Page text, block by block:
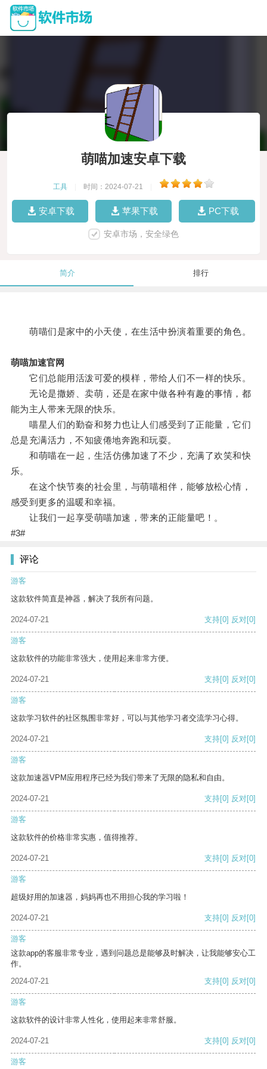
萌喵加速安卓下载
工具 时间：2024-07-21
安卓下载 苹果下载 PC下载
安卓市场，安全绿色
简介 排行
萌喵们是家中的小天使，在生活中扮演着重要的角色。
萌喵加速官网
它们总能用活泼可爱的模样，带给人们不一样的快乐。
无论是撒娇、卖萌，还是在家中做各种有趣的事情，都
能为主人带来无限的快乐。
喵星人们的勤奋和努力也让人们感受到了正能量，它们
总是充满活力，不知疲倦地奔跑和玩耍。
和萌喵在一起，生活仿佛加速了不少，充满了欢笑和快
乐。
在这个快节奏的社会里，与萌喵相伴，能够放松心情，
感受到更多的温暖和幸福。
让我们一起享受萌喵加速，带来的正能量吧！。
#3#
评论
游客
这款软件简直是神器，解决了我所有问题。
2024-07-21 支持[0] 反对[0]
游客
这款软件的功能非常强大，使用起来非常方便。
2024-07-21 支持[0] 反对[0]
游客
这款学习软件的社区氛围非常好，可以与其他学习者交流学习心得。
2024-07-21 支持[0] 反对[0]
游客
这款加速器VPM应用程序已经为我们带来了无限的隐私和自由。
2024-07-21 支持[0] 反对[0]
游客
这款软件的价格非常实惠，值得推荐。
2024-07-21 支持[0] 反对[0]
游客
超级好用的加速器，妈妈再也不用担心我的学习啦！
2024-07-21 支持[0] 反对[0]
游客
这款app的客服非常专业，遇到问题总是能够及时解决，让我能够安心工
作。
2024-07-21
支持[0] 反对[0]
游客
这款软件的设计非常人性化，使用起来非常舒服。
2024-07-21 支持[0] 反对[0]
游客